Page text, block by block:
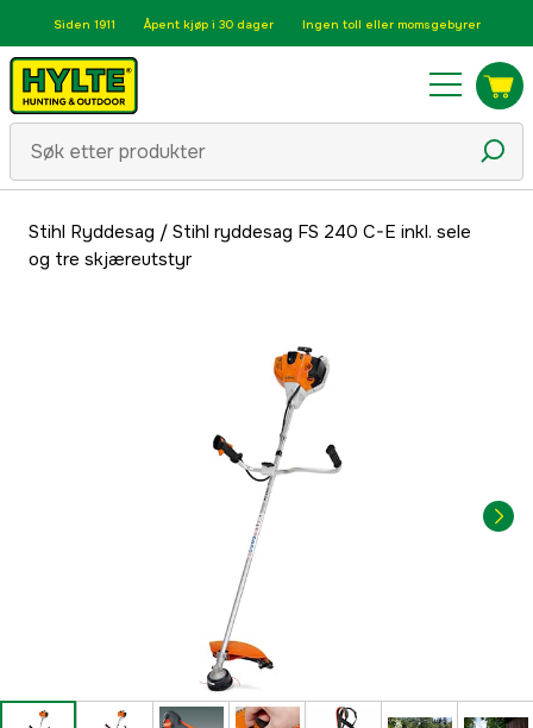
Siden 1911 Åpent kjøp i 30 dager Ingen toll eller momsgebyrer
Stihl Ryddesag / Stihl ryddesag FS 240 C-E inkl. sele
og tre skjæreutstyr